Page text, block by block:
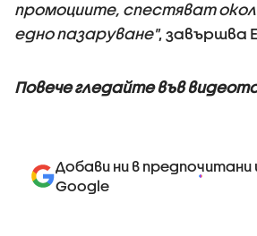
промоциите, спестяват
едно пазаруване", завършва
Повече гледайте във
Добави ни в предпочитани
Google